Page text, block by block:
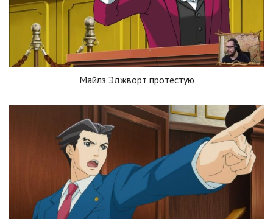
Майлз Эджворт протестую